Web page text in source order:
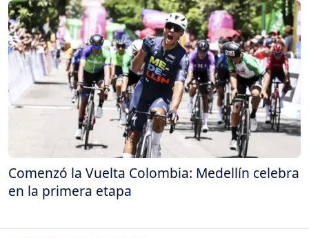
Comenzó la Vuelta Colombia: Medellín celebra
en la primera etapa